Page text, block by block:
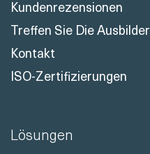
Kundenrezensionen
Treffen Sie Die Ausbilder
Kontakt
ISO-Zertifizierungen
Lösungen